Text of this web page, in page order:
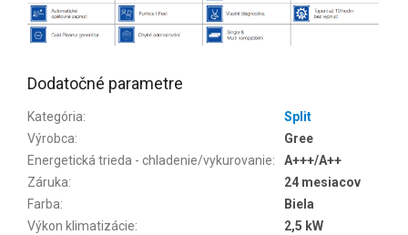
Dodatočné parametre
Kategória:
Split
Výrobca:
Gree
Energetická trieda - chladenie/vykurovanie:
A+++/A++
Záruka:
24 mesiacov
Farba:
Biela
Výkon klimatizácie:
2,5 kW